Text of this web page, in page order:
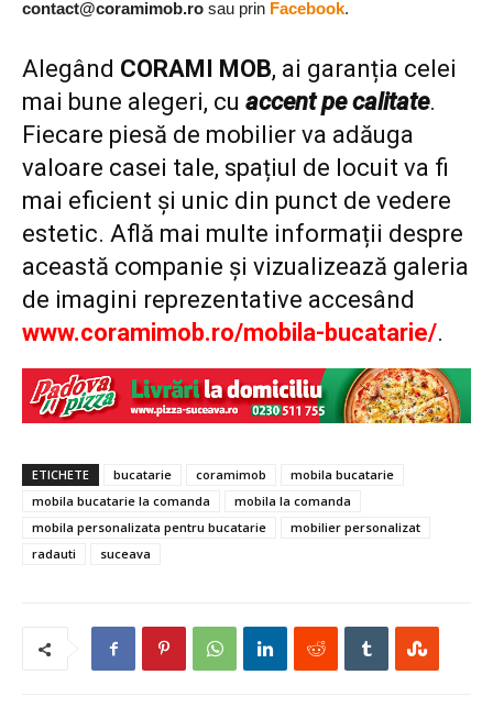
contact@coramimob.ro sau prin Facebook.
Alegând CORAMI MOB, ai garanția celei
mai bune alegeri, cu accent pe calitate.
Fiecare piesă de mobilier va adăuga
valoare casei tale, spațiul de locuit va fi
mai eficient și unic din punct de vedere
estetic. Află mai multe informații despre
această companie și vizualizează galeria
de imagini reprezentative accesând
www.coramimob.ro/mobila-bucatarie/.
ETICHETE bucatarie coramimob
mobila bucatarie
mobila bucatarie la comanda
mobila la comanda
mobila personalizata pentru bucatarie
mobilier personalizat
radauti
suceava